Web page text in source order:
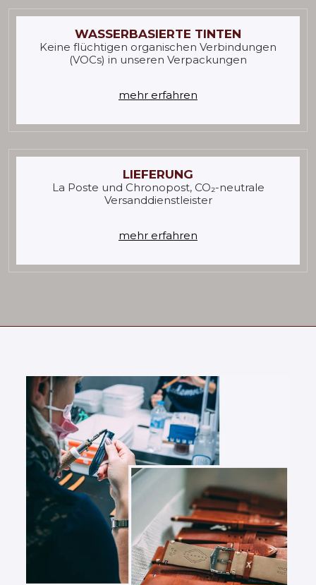
WASSERBASIERTE TINTEN
Keine flüchtigen organischen Verbindungen
(VOCs) in unseren Verpackungen
mehr erfahren
LIEFERUNG
La Poste und Chronopost, CO₂-neutrale
Versanddienstleister
mehr erfahren